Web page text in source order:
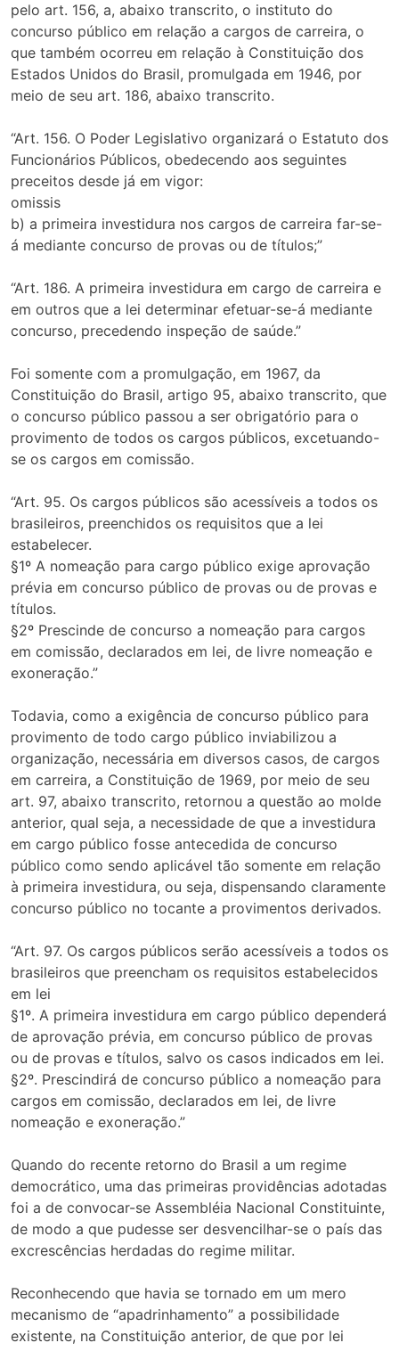
pelo art. 156, a, abaixo transcrito, o instituto do
concurso público em relação a cargos de carreira, o
que também ocorreu em relação à Constituição dos
Estados Unidos do Brasil, promulgada em 1946, por
meio de seu art. 186, abaixo transcrito.
“Art. 156. O Poder Legislativo organizará o Estatuto dos
Funcionários Públicos, obedecendo aos seguintes
preceitos desde já em vigor:
omissis
b) a primeira investidura nos cargos de carreira far-se-
á mediante concurso de provas ou de títulos;”
“Art. 186. A primeira investidura em cargo de carreira e
em outros que a lei determinar efetuar-se-á mediante
concurso, precedendo inspeção de saúde.”
Foi somente com a promulgação, em 1967, da
Constituição do Brasil, artigo 95, abaixo transcrito, que
o concurso público passou a ser obrigatório para o
provimento de todos os cargos públicos, excetuando-
se os cargos em comissão.
“Art. 95. Os cargos públicos são acessíveis a todos os
brasileiros, preenchidos os requisitos que a lei
estabelecer.
§1º A nomeação para cargo público exige aprovação
prévia em concurso público de provas ou de provas e
títulos.
§2º Prescinde de concurso a nomeação para cargos
em comissão, declarados em lei, de livre nomeação e
exoneração.”
Todavia, como a exigência de concurso público para
provimento de todo cargo público inviabilizou a
organização, necessária em diversos casos, de cargos
em carreira, a Constituição de 1969, por meio de seu
art. 97, abaixo transcrito, retornou a questão ao molde
anterior, qual seja, a necessidade de que a investidura
em cargo público fosse antecedida de concurso
público como sendo aplicável tão somente em relação
à primeira investidura, ou seja, dispensando claramente
concurso público no tocante a provimentos derivados.
“Art. 97. Os cargos públicos serão acessíveis a todos os
brasileiros que preencham os requisitos estabelecidos
em lei
§1º. A primeira investidura em cargo público dependerá
de aprovação prévia, em concurso público de provas
ou de provas e títulos, salvo os casos indicados em lei.
§2º. Prescindirá de concurso público a nomeação para
cargos em comissão, declarados em lei, de livre
nomeação e exoneração.”
Quando do recente retorno do Brasil a um regime
democrático, uma das primeiras providências adotadas
foi a de convocar-se Assembléia Nacional Constituinte,
de modo a que pudesse ser desvencilhar-se o país das
excrescências herdadas do regime militar.
Reconhecendo que havia se tornado em um mero
mecanismo de “apadrinhamento” a possibilidade
existente, na Constituição anterior, de que por lei